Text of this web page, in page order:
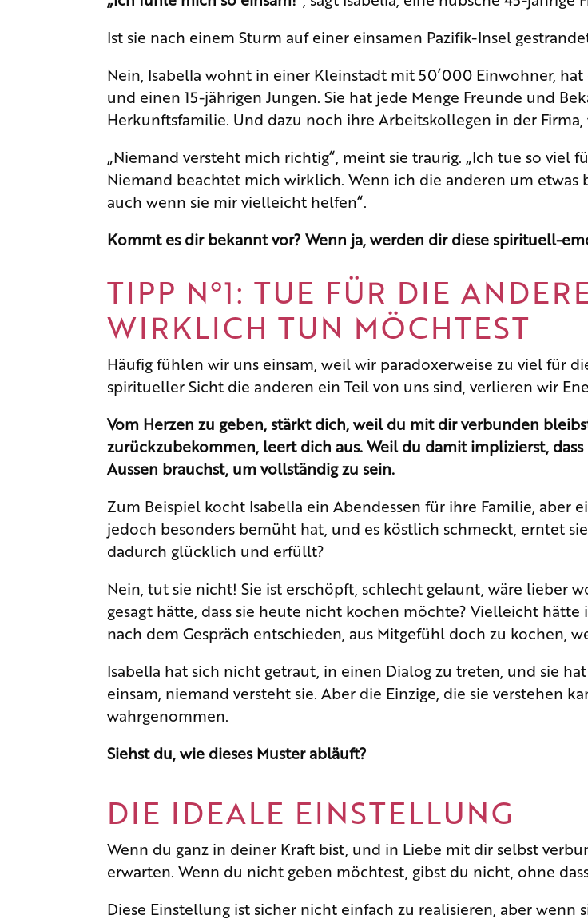
Ist sie nach einem Sturm auf einer einsamen Pazifik-Insel
Nein, Isabella wohnt in einer Kleinstadt mit 50’000 Einwohner,
und einen 15-jährigen Jungen. Sie hat jede Menge Freunde und
Herkunftsfamilie. Und dazu noch ihre Arbeitskollegen in der Firma,
„Niemand versteht mich richtig“, meint sie traurig. „Ich tue so viel
Niemand beachtet mich wirklich. Wenn ich die anderen um etwas
auch wenn sie mir vielleicht helfen“.
Kommt es dir bekannt vor? Wenn ja, werden dir diese spirituell-
TIPP N°1: TUE FÜR DIE
WIRKLICH TUN MÖCHTEST
Häufig fühlen wir uns einsam, weil wir paradoxerweise zu viel für
spiritueller Sicht die anderen ein Teil von uns sind, verlieren wir
Vom Herzen zu geben, stärkt dich, weil du mit dir verbunden
zurückzubekommen, leert dich aus. Weil du damit implizierst,
Aussen brauchst, um vollständig zu sein.
Zum Beispiel kocht Isabella ein Abendessen für ihre Familie, aber
jedoch besonders bemüht hat, und es köstlich schmeckt, erntet
dadurch glücklich und erfüllt?
Nein, tut sie nicht! Sie ist erschöpft, schlecht gelaunt, wäre lieber
gesagt hätte, dass sie heute nicht kochen möchte? Vielleicht
nach dem Gespräch entschieden, aus Mitgefühl doch zu kochen,
Isabella hat sich nicht getraut, in einen Dialog zu treten, und sie
einsam, niemand versteht sie. Aber die Einzige, die sie verstehen
wahrgenommen.
Siehst du, wie dieses Muster abläuft?
DIE IDEALE EINSTELLUNG
Wenn du ganz in deiner Kraft bist, und in Liebe mit dir selbst
erwarten. Wenn du nicht geben möchtest, gibst du nicht, ohne
Diese Einstellung ist sicher nicht einfach zu realisieren, aber